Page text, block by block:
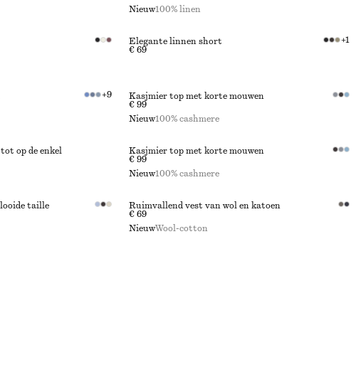
Nieuw100% linen
Elegante linnen short
€ 69
+1
+9
Kasjmier top met korte mouwen
€ 99
Nieuw100% cashmere
op de enkel
Kasjmier top met korte mouwen
€ 99
Nieuw100% cashmere
taille
Ruimvallend vest van wol en katoen
€ 69
NieuwWool-cotton